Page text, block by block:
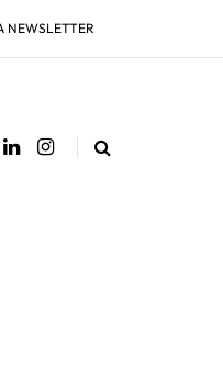
NEWSLETTER